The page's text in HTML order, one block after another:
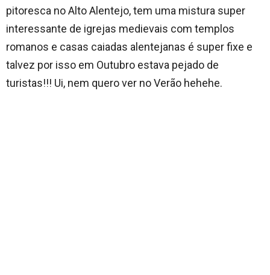
pitoresca no Alto Alentejo, tem uma mistura super
interessante de igrejas medievais com templos
romanos e casas caiadas alentejanas é super fixe e
talvez por isso em Outubro estava pejado de
turistas!!! Ui, nem quero ver no Verão hehehe.